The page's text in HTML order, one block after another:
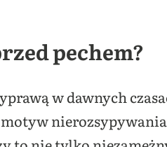
pechem?
w dawnych